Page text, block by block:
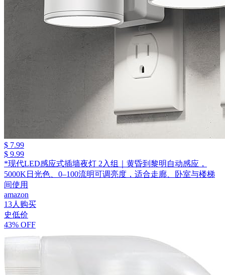
$ 7.99
$ 9.99
*现代LED感应式插墙夜灯 2入组｜黄昏到黎明自动感应，
5000K日光色、0–100流明可调亮度，适合走廊、卧室与楼梯
间使用
amazon
13人购买
史低价
43% OFF